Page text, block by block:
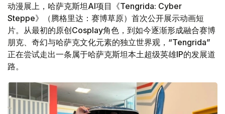
动漫展上，哈萨克斯坦AI项目《Tengrida: Cyber
Steppe》（腾格里达：赛博草原）首次公开展示动画短
片。从最初的原创Cosplay角色，到如今逐渐形成融合赛博
朋克、奇幻与哈萨克文化元素的独立世界观，“Tengrida”
正在尝试走出一条属于哈萨克斯坦本土超级英雄IP的发展道
路。